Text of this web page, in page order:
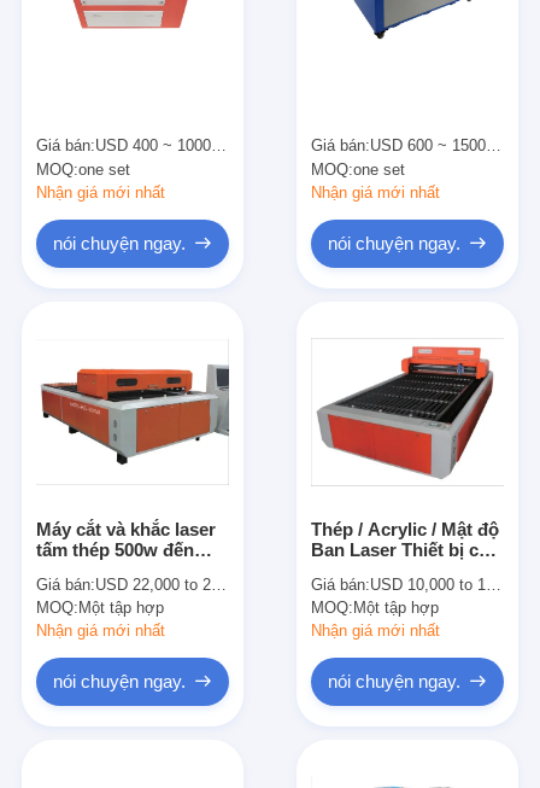
Về chúng tôi
Liên hệ chúng tôi
Tin tức
Máy cắt Laser
Thép cắt Rule
Die cắt Thiết bị
Máy tự động Bender
Máy ép công nghiệp
Giá bán:USD 400 ~ 1000 per set
MOQ:one set
Nhận giá mới nhất
nói chuyện ngay.
Giá bán:USD 600 ~ 1500 per set
MOQ:one set
Nhận giá mới nhất
nói chuyện ngay.
Máy cắt và khắc laser
tấm thép 500w đến
loại
Giá bán:USD 22,000 to 28,000 per set
MOQ: Một tập hợp
Nhận giá mới nhất
nói chuyện ngay.
Thép / Acrylic / Mật độ
Ban Laser Thiết bị cắt
350W
Giá bán:USD 10,000 to 15,000 per set
MOQ: Một tập hợp
Nhận giá mới nhất
nói chuyện ngay.